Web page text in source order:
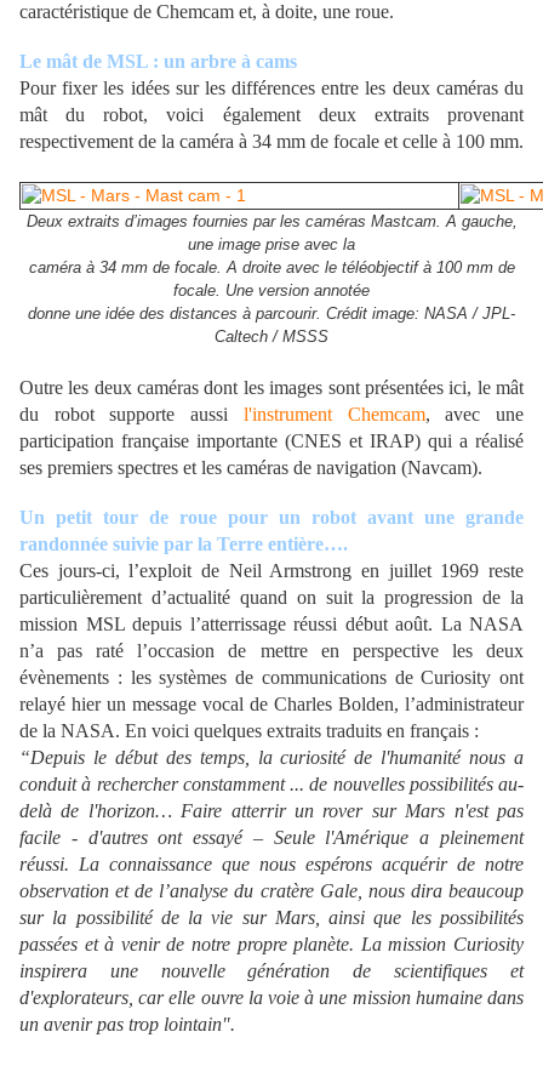
caractéristique de Chemcam et, à doite, une roue.
Le mât de MSL : un arbre à cams
Pour fixer les idées sur les différences entre les deux caméras du
mât du robot, voici également deux extraits provenant
respectivement de la caméra à 34 mm de focale et celle à 100 mm.
Deux extraits d’images fournies par les caméras Mastcam. A gauche,
une image prise avec la
caméra à 34 mm de focale. A droite avec le téléobjectif à 100 mm de
focale. Une version annotée
donne une idée des distances à parcourir. Crédit image: NASA / JPL-
Caltech / MSSS
Outre les deux caméras dont les images sont présentées ici, le mât
du robot supporte aussi l'instrument Chemcam, avec une
participation française importante (CNES et IRAP) qui a réalisé
ses premiers spectres et les caméras de navigation (Navcam).
Un petit tour de roue pour un robot avant une grande
randonnée suivie par la Terre entière….
Ces jours-ci, l’exploit de Neil Armstrong en juillet 1969 reste
particulièrement d’actualité quand on suit la progression de la
mission MSL depuis l’atterrissage réussi début août. La NASA
n’a pas raté l’occasion de mettre en perspective les deux
évènements : les systèmes de communications de Curiosity ont
relayé hier un message vocal de Charles Bolden, l’administrateur
de la NASA. En voici quelques extraits traduits en français :
“Depuis le début des temps, la curiosité de l'humanité nous a
conduit à rechercher constamment ... de nouvelles possibilités au-
delà de l'horizon… Faire atterrir un rover sur Mars n'est pas
facile - d'autres ont essayé – Seule l'Amérique a pleinement
réussi. La connaissance que nous espérons acquérir de notre
observation et de l’analyse du cratère Gale, nous dira beaucoup
sur la possibilité de la vie sur Mars, ainsi que les possibilités
passées et à venir de notre propre planète. La mission Curiosity
inspirera une nouvelle génération de scientifiques et
d'explorateurs, car elle ouvre la voie à une mission humaine dans
un avenir pas trop lointain".